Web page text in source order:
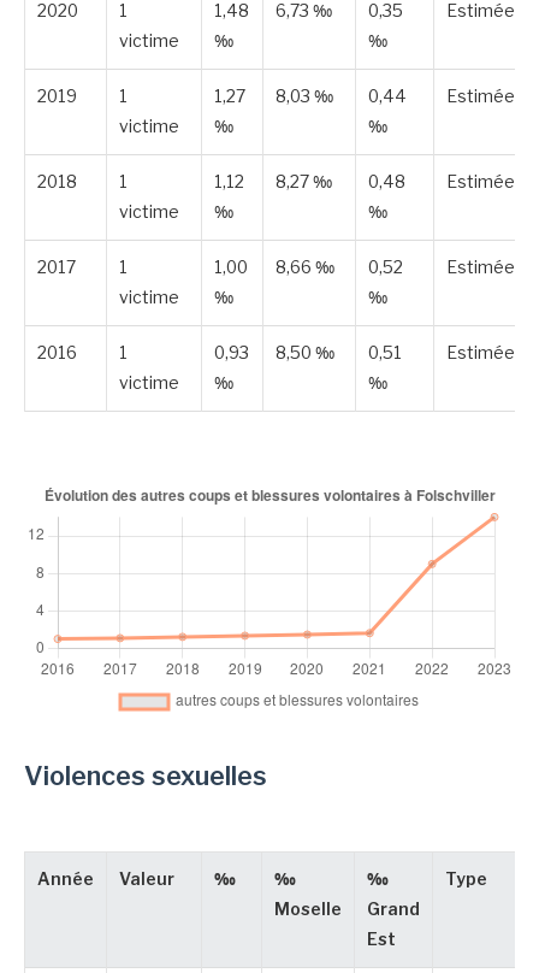
2020
1
victime
1,48
‰
6,73 ‰
0,35
‰
Estimée
2019
1
victime
1,27
‰
8,03 ‰
0,44
‰
Estimée
2018
1
victime
1,12
‰
8,27 ‰
0,48
‰
Estimée
2017
1
victime
1,00
‰
8,66 ‰
0,52
‰
Estimée
2016
1
victime
0,93
‰
8,50 ‰
0,51
‰
Estimée
Violences sexuelles
Année Valeur ‰
‰
Moselle
‰
Grand
Est
Type